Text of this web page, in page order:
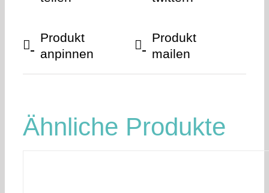
Produkt
anpinnen
Produkt
mailen
Ähnliche Produkte